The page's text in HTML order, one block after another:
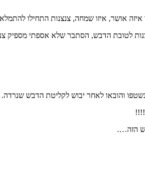
איזה אושר, איזו שמחה, צנצנות התחילו
לטובת הדבש, הסתבר שלא אספתי מספיק
והובאו לאחר יבוש לקליטת הדבש שנרדה.
הזה….